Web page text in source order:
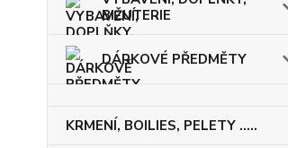
BIŽUTERIE
DÁRKOVÉ PŘEDMĚTY
KRMENÍ, BOILIES, PELETY .....